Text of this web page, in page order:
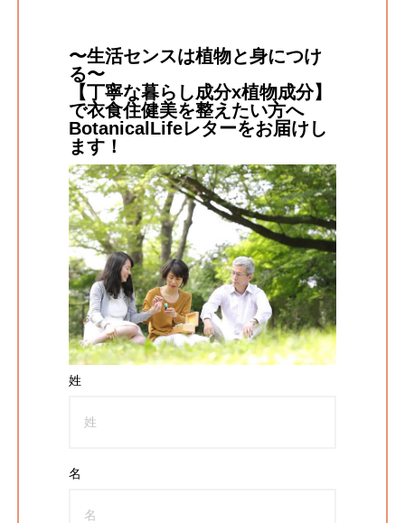
〜生活センスは植物と身につけ
る〜
【丁寧な暮らし成分x植物成分】
で衣食住健美を整えたい方へ
BotanicalLifeレターをお届けし
ます！
姓
名